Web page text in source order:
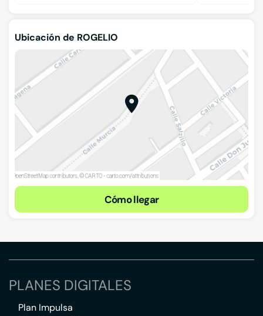
Ubicación de ROGELIO
Cómo llegar
PLANES DIGITALES
Plan Impulsa